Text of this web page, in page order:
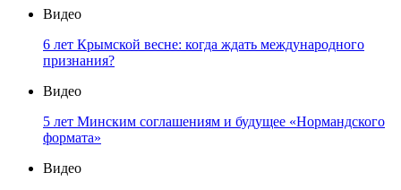
Видео
6 лет Крымской весне: когда ждать международного
признания?
Видео
5 лет Минским соглашениям и будущее «Нормандского
формата»
Видео